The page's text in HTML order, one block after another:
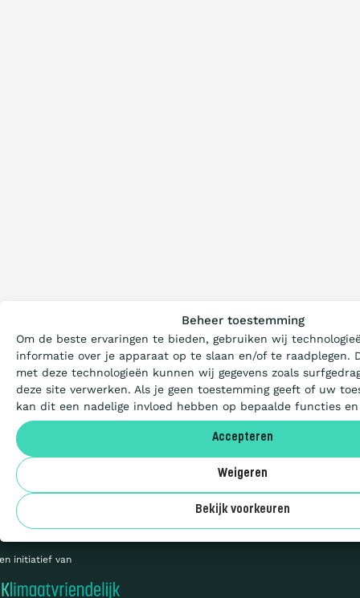
Beheer toestemming
Om de beste ervaringen te bieden, gebruiken wij
informatie over je apparaat op te slaan en/of te raadplegen.
met deze technologieën kunnen wij gegevens zoals
deze site verwerken. Als je geen toestemming geeft of uw
kan dit een nadelige invloed hebben op bepaalde functies
Accepteren
Weigeren
Bekijk voorkeuren
initiatief van
© 2026 CO₂-
Prestatieladder
Cookies
Certificeren
Aanbesteden
Deelnemers
Over ons